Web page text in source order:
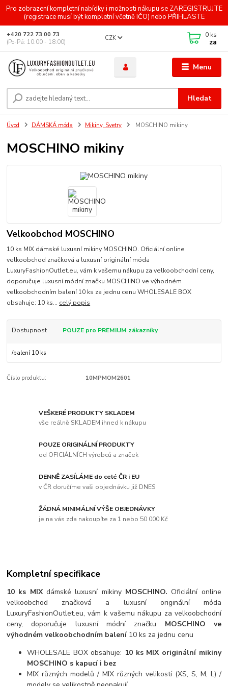
Pro zobrazení kompletní nabídky i možnosti nákupu se ZAREGISTRUJTE
(registrace musí být kompletní včetně IČO) nebo PŘIHLASTE
Menu
CZK
Hledat
+420 722 73 00 73
(Po-Pá: 10:00 - 18:00)
0 ks
za
Úvod DÁMSKÁ móda Mikiny, Svetry MOSCHINO mikiny
MOSCHINO mikiny
Velkoobchod MOSCHINO
10 ks MIX dámské luxusní mikiny MOSCHINO. Oficiální online
velkoobchod značková a luxusní originální móda
LuxuryFashionOutlet.eu, vám k vašemu nákupu za velkoobchodní ceny,
doporučuje luxusní módní značku MOSCHINO ve výhodném
velkoobchodním balení 10 ks za jednu cenu WHOLESALE BOX
obsahuje: 10 ks... celý popis
Dostupnost POUZE pro PREMIUM zákazníky
/balení 10 ks
Číslo produktu: 10MPMOM2601
VEŠKERÉ PRODUKTY SKLADEM
vše reálně SKLADEM ihned k nákupu
POUZE ORIGINÁLNÍ PRODUKTY
od OFICIÁLNÍCH výrobců a značek
DENNĚ ZASÍLÁME do celé ČR i EU
v ČR doručíme vaši objednávku již DNES
ŽÁDNÁ MINIMÁLNÍ VÝŠE OBJEDNÁVKY
je na vás zda nakoupíte za 1 nebo 50 000 Kč
Kompletní specifikace
10 ks MIXdámské luxusní mikiny MOSCHINO.Oficiální online
velkoobchod značková a luxusní originální móda
LuxuryFashionOutlet.eu, vám k vašemu nákupu za velkoobchodní
ceny, doporučuje luxusní módní značku MOSCHINO ve
výhodném velkoobchodním balení10 ks za jednu cenu
WHOLESALE BOX obsahuje: 10 ks MIX originální mikiny
MOSCHINO s kapucí i bez
MIX různých modelů / MIX různých velikostí (XS, S, M, L) /